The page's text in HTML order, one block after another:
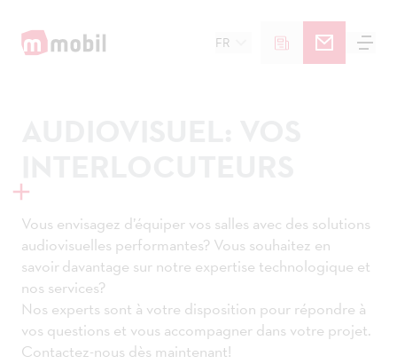
FR
Vous envisagez d’équiper vos salles avec des solutions
audiovisuelles performantes? Vous souhaitez en
savoir davantage sur notre expertise technologique et
nos services?
Nos experts sont à votre disposition pour répondre à
vos questions et vous accompagner dans votre projet.
Contactez-nous dès maintenant!